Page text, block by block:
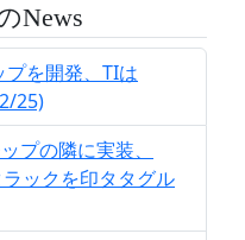
News
を開発、TIは
25)
プの隣に実装、
ックを印タタグル